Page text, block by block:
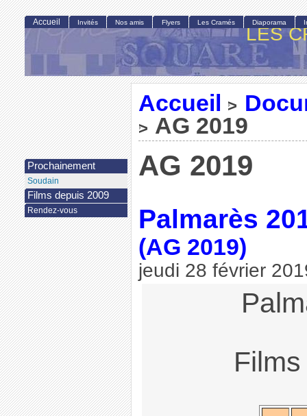
LES
Accueil >
> AG 2019
AG 2019
Palmarès
(AG 2019)
jeudi 28 février
Accueil Invités Nos amis Flyers Les Cramés Diaporama
Prochainement
Soudain
Films depuis 2009
Rendez-vous